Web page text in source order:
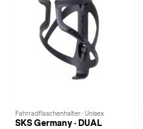
Fahrradflaschenhalter · Unisex
SKS Germany · DUAL